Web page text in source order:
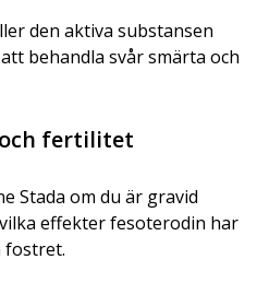
den aktiva substansen
behandla svår smärta och
fertilitet
Stada om du är gravid
effekter fesoterodin har
fostret.